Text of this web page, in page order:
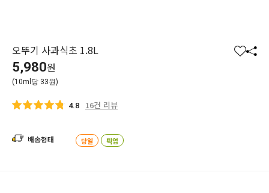
오뚜기 사과식초 1.8L
찜 공
5,980원
(10ml당 33원)
4.8 16건 리뷰
배송형태 당일 픽업